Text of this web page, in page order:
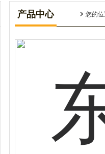
产品中心 您的